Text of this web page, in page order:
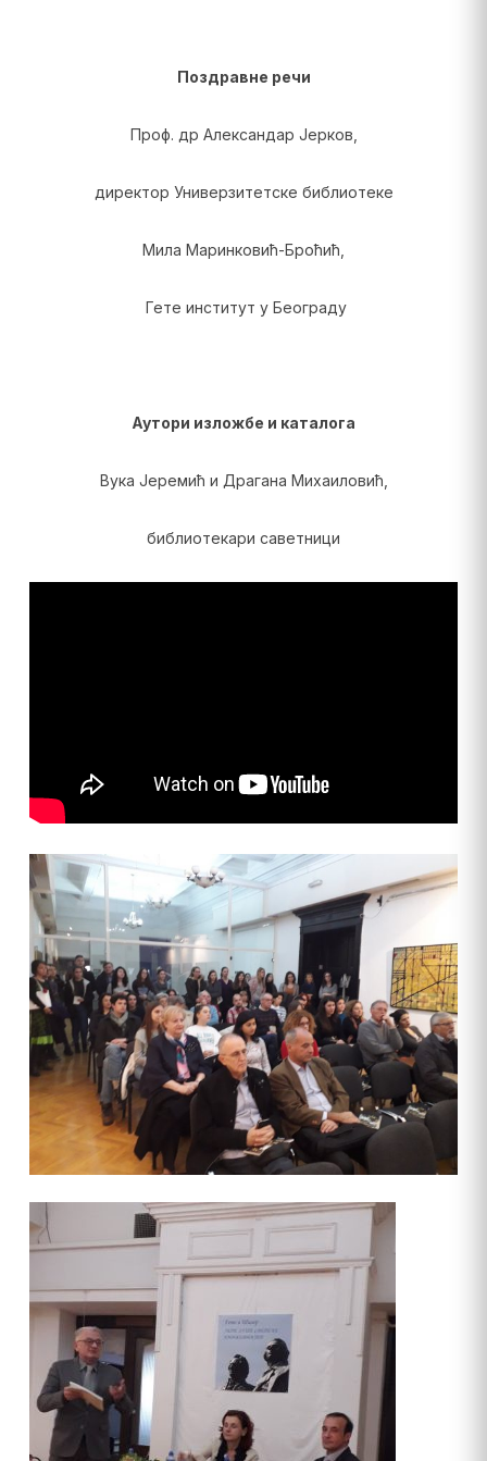
Поздравне речи
Проф. др Александар Јерков,
директор Универзитетске библиотеке
Мила Маринковић-Броћић,
Гете институт у Београду
Аутори изложбе и каталога
Вука Јеремић и Драгана Михаиловић,
библиотекари саветници